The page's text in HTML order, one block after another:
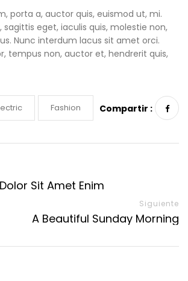
porta a, auctor quis, euismod ut, mi.
sagittis eget, iaculis quis, molestie non,
Nunc interdum lacus sit amet orci.
tempus non, auctor et, hendrerit quis,
Fashion Compartir :
Sit Amet Enim
Siguiente
A Beautiful Sunday Morning